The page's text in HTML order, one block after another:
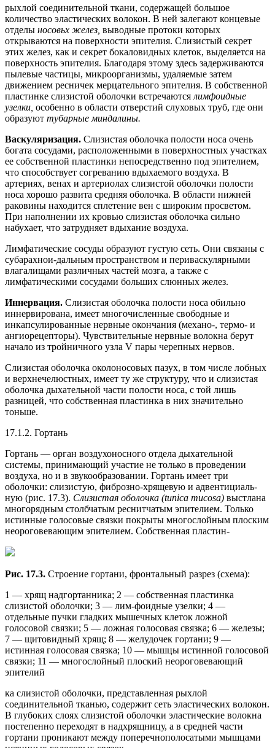
рыхлой соединительной ткани, содержащей большое
количество эластических волокон. В ней залегают концевые
отделы носовьх желез, выводные протоки которых
открываются на поверхности эпителия. Слизистый секрет
этих желез, как и секрет бокаловидных клеток, выделяется на
поверхность эпителия. Благодаря этому здесь задерживаются
пылевые частицы, микроорганизмы, удаляемые затем
движением ресничек мерцательного эпителия. В собственной
пластинке слизистой оболочки встречаются лимфоидные
узелки, особенно в области отверстий слуховых труб, где они
образуют тубарные миндалины.
Васкуляризация. Слизистая оболочка полости носа очень
богата сосудами, расположенными в поверхностных участках
ее собственной пластинки непосредственно под эпителием,
что способствует согреванию вдыхаемого воздуха. В
артериях, венах и артериолах слизистой оболочки полости
носа хорошо развита средняя оболочка. В области нижней
раковины находится сплетение вен с широким просветом.
При наполнении их кровью слизистая оболочка сильно
набухает, что затрудняет вдыхание воздуха.
Лимфатические сосуды образуют густую сеть. Они связаны с
субарахнои-дальным пространством и периваскулярными
влагалищами различных частей мозга, а также с
лимфатическими сосудами больших слюнных желез.
Иннервация. Слизистая оболочка полости носа обильно
иннервирована, имеет многочисленные свободные и
инкапсулированные нервные окончания (механо-, термо- и
ангиорецепторы). Чувствительные нервные волокна берут
начало из тройничного узла V пары черепных нервов.
Слизистая оболочка околоносовых пазух, в том числе лобных
и верхнечелюстных, имеет ту же структуру, что и слизистая
оболочка дыхательной части полости носа, с той лишь
разницей, что собственная пластинка в них значительно
тоньше.
17.1.2. Гортань
Гортань — орган воздухоносного отдела дыхательной
системы, принимающий участие не только в проведении
воздуха, но и в звукообразовании. Гортань имеет три
оболочки: слизистую, фиброзно-хрящевую и адвентициаль-
ную (рис. 17.3). Слизистая оболочка (tunica mucosa) выстлана
многорядным столбчатым реснитчатым эпителием. Только
истинные голосовые связки покрыты многослойным плоским
неороговевающим эпителием. Собственная пластин-
Рис. 17.3. Строение гортани, фронтальный разрез (схема):
1 — хрящ надгортанника; 2 — собственная пластинка
слизистой оболочки; 3 — лим-фоидные узелки; 4 —
отдельные пучки гладких мышечных клеток ложной
голосовой связки; 5 — ложная голосовая связка; 6 — железы;
7 — щитовидный хрящ; 8 — желудочек гортани; 9 —
истинная голосовая связка; 10 — мышцы истинной голосовой
связки; 11 — многослойный плоский неороговевающий
эпителий
ка слизистой оболочки, представленная рыхлой
соединительной тканью, содержит сеть эластических волокон.
В глубоких слоях слизистой оболочки эластические волокна
постепенно переходят в надхрящницу, а в средней части
гортани проникают между поперечнополосатыми мышцами